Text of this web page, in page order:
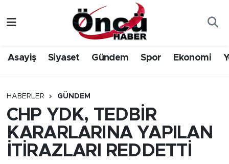
Asayiş Siyaset Gündem Spor Ekonomi
HABERLER GÜNDEM
CHP YDK, TEDBİR
KARARLARINA YAPILAN
İTİRAZLARI REDDETTİ
Gündem
Sağlık & Çevre
Spor
Siyaset
Düzce Nöbetçi Eczaneler
Düzce Hava Durumu
Düzce Namaz Vakitleri
Düzce Trafik Yoğunluk Haritası
Süper Lig Puan Durumu ve Fikstür